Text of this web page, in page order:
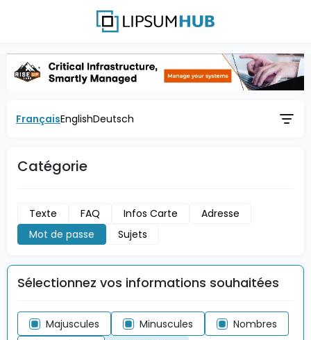
FrançaisEnglishDeutsch
Catégorie
Texte FAQ Infos Carte
Adresse
Mot de passe
Sujets
Sélectionnez vos informations souhaitées
Majuscules Minuscules
Nombres